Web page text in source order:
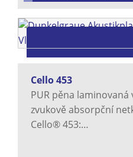
Cello 453
PUR pěna
zvukově absorpční
Cello® 453:…